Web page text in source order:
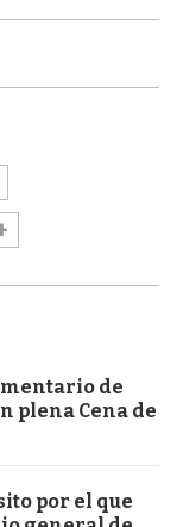
de
plena Cena de
por el que